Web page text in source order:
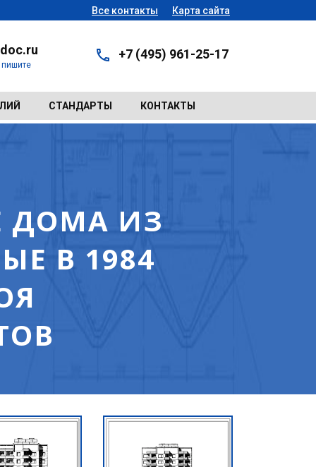
Все контакты Карта сайта
+7 (495) 961-25-17
СТАНДАРТЫ КОНТАКТЫ
ДОМА ИЗ
В 1984